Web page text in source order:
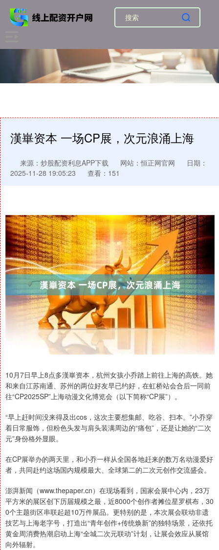
漢崋资本 一场CP展，次元浪涌上海
来源：炒股配资利息APP下载 网站：恒正网官网
日期：
2025-11-28 19:05:23
查看：151
10月7日早上8点多漢崋资本，杭州女孩小乔踏上前往上海的高铁。她
和来自江苏南通、苏州的两位好友早已约好，在虹桥站会合后一同前
往“CP2025SP”上海动漫文化博览会（以下简称“CP展”）。
“早上赶时间没来得及出cos，这次主要想集邮、吃谷、扫本。”小乔穿
着日常服饰，但粉色头发与肩头装满周边的“痛包”，还是让她的“二次
元”身份格外显眼。
在CP展举办的两天里，和小乔一样从全国各地赶来的数万名动漫爱好
者，共同赴约这场国内规模最大、全球第二的二次元创作交流盛会。
澎湃新闻（www.thepaper.cn）在现场看到，国家会展中心内，23万
平方米的展区创下历届规模之最，近8000个创作者摊位星罗棋布，30
0个主题街区串联起超10万件展品。更特别的是，本次展会联动非遗
技艺与上海老字号，打造出“青年创作+传统焕新”的独特场景，还依托
黄金周消费热潮启动上海“全城二次元联动”计划，让展会效应从展馆
向外辐射。